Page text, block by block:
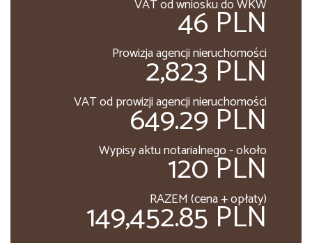
VAT od wniosku do WKW
46 PLN
Prowizja agencji nieruchomości
2,823 PLN
VAT od prowizji agencji nieruchomości
649.29 PLN
Wypisy aktu notarialnego - około
120 PLN
RAZEM (cena + opłaty)
149,452.85 PLN